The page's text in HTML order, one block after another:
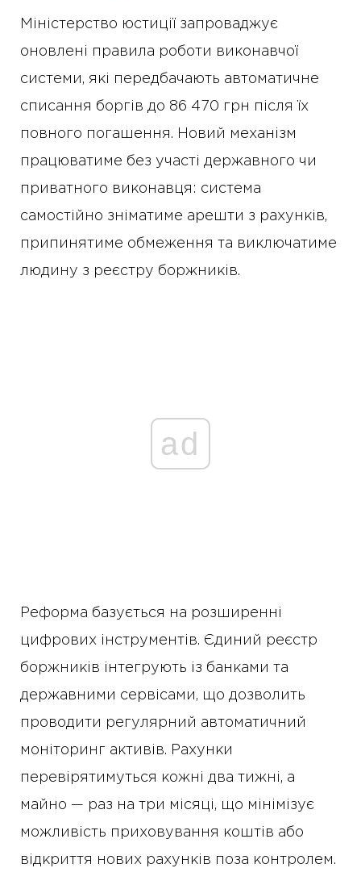
Міністерство юстиції запроваджує
оновлені правила роботи виконавчої
системи, які передбачають автоматичне
списання боргів до 86 470 грн після їх
повного погашення. Новий механізм
працюватиме без участі державного чи
приватного виконавця: система
самостійно зніматиме арешти з рахунків,
припинятиме обмеження та виключатиме
людину з реєстру боржників.
ad
Реформа базується на розширенні
цифрових інструментів. Єдиний реєстр
боржників інтегрують із банками та
державними сервісами, що дозволить
проводити регулярний автоматичний
моніторинг активів. Рахунки
перевірятимуться кожні два тижні, а
майно — раз на три місяці, що мінімізує
можливість приховування коштів або
відкриття нових рахунків поза контролем.